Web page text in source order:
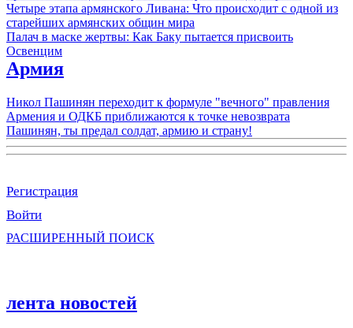
Четыре этапа армянского Ливана: Что происходит с одной из
старейших армянских общин мира
Палач в маске жертвы: Как Баку пытается присвоить
Освенцим
Армия
Никол Пашинян переходит к формуле "вечного" правления
Армения и ОДКБ приближаются к точке невозврата
Пашинян, ты предал солдат, армию и страну!
Регистрация
Войти
РАСШИРЕННЫЙ ПОИСК
лента новостей